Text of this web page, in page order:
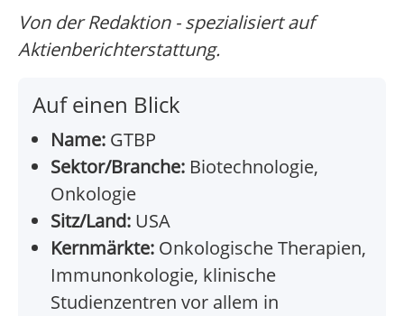
Von der Redaktion - spezialisiert auf
Aktienberichterstattung.
Auf einen Blick
Name: GTBP
Sektor/Branche: Biotechnologie,
Onkologie
Sitz/Land: USA
Kernmärkte: Onkologische Therapien,
Immunonkologie, klinische
Studienzentren vor allem in